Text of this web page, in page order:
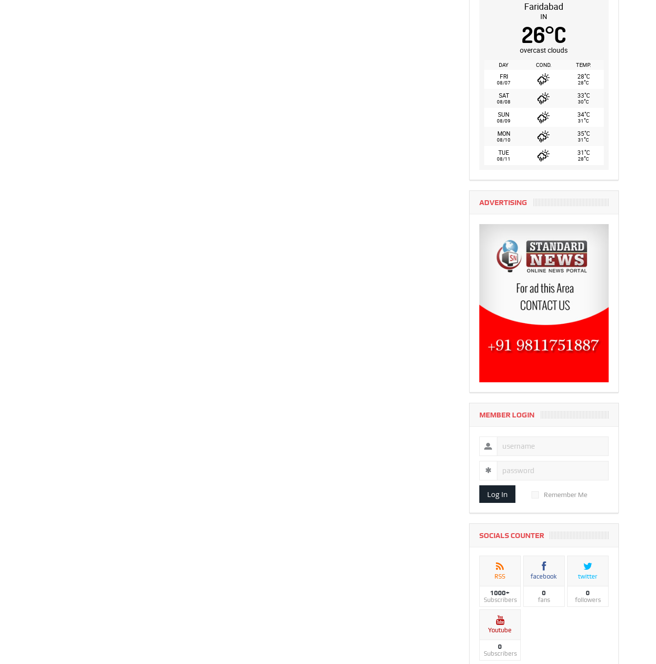
Faridabad
IN
26°C
overcast clouds
DAY COND. TEMP.
FRI
08/07
28°C
28°C
SAT
08/08
33°C
30°C
SUN
08/09
34°C
31°C
MON
08/10
35°C
31°C
TUE
08/11
31°C
28°C
ADVERTISING
MEMBER LOGIN
Log In Remember Me
SOCIALS COUNTER
RSS
1000+
Subscribers
facebook
0
fans
twitter
0
followers
Youtube
0
Subscribers